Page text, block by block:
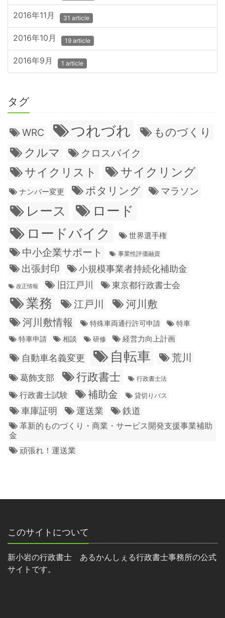
2016年11月 31 article
2016年10月 19 article
2016年9月 1 article
タグ
WRC つれづれ ものづくり
クルマ クロスバイク
サイクリスト サイクリング
ナンバー変更 ポタリング マラソン
レース
ロード
ロードバイク
世界選手権
中小企業サポート 事業性評価融資
出張封印 小規模事業者持続化補助金
改正情報 旧江戸川 東京都行政書士会
業務 江戸川
河川敷
河川敷情報
特殊車両通行許可申請
特車
特車申請
相談 研修 経営力向上計画
自動車名義変更 自転車 荒川
葛飾支部 行政書士 行政書士法
行政書士試験 補助金 貸切りバス
車庫証明 運送業 鉄道
革新的ものづくり・商業・サービス開発支援事業補助
金
頑張れ！運送業
このサイトについて
新小岩の行政書士 あるかんしぇる行政書士事務所の公式
サイトです。